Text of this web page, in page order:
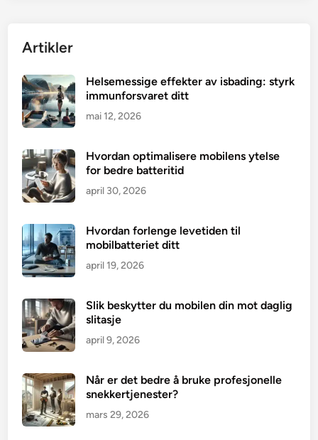
o
a
t
n
r
d
u
f
ø
l
e
r
e
g
u
e
t
t
m
Artikler
Helsemessige effekter av isbading: styrk
immunforsvaret ditt
mai 12, 2026
Hvordan optimalisere mobilens ytelse
for bedre batteritid
april 30, 2026
Hvordan forlenge levetiden til
mobilbatteriet ditt
april 19, 2026
Slik beskytter du mobilen din mot daglig
slitasje
april 9, 2026
Når er det bedre å bruke profesjonelle
snekkertjenester?
mars 29, 2026